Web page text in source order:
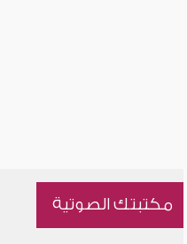
مكتبتك الصوتية